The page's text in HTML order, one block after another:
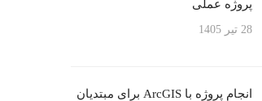
پروژه عملی
28 تیر 1405
انجام پروژه با ArcGIS برای مبتدیان